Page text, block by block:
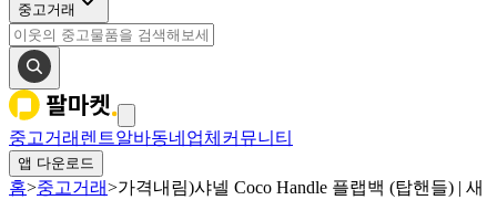
중고거래
중고거래 렌트알바동네업체 커뮤니티
앱 다운로드
홈>중고거래>가격내림)샤넬 Coco Handle 플랩백 (탑핸들) | 새